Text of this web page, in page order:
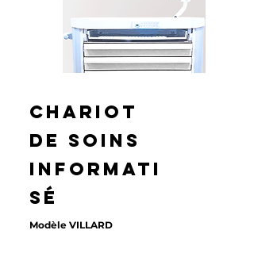
Chariot
de soins
informati
sé
Modèle VILLARD